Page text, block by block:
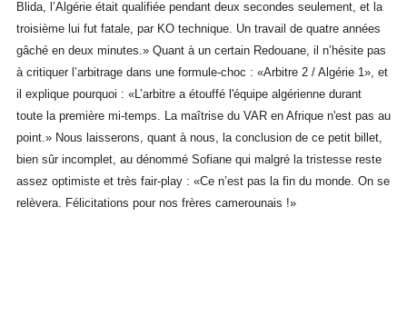
Blida, l’Algérie était qualifiée pendant deux secondes seulement, et la
troisième lui fut fatale, par KO technique. Un travail de quatre années
gâché en deux minutes.» Quant à un certain Redouane, il n’hésite pas
à critiquer l’arbitrage dans une formule-choc : «Arbitre 2 / Algérie 1», et
il explique pourquoi : «L’arbitre a étouffé l'équipe algérienne durant
toute la première mi-temps. La maîtrise du VAR en Afrique n'est pas au
point.» Nous laisserons, quant à nous, la conclusion de ce petit billet,
bien sûr incomplet, au dénommé Sofiane qui malgré la tristesse reste
assez optimiste et très fair-play : «Ce n’est pas la fin du monde. On se
relèvera. Félicitations pour nos frères camerounais !»